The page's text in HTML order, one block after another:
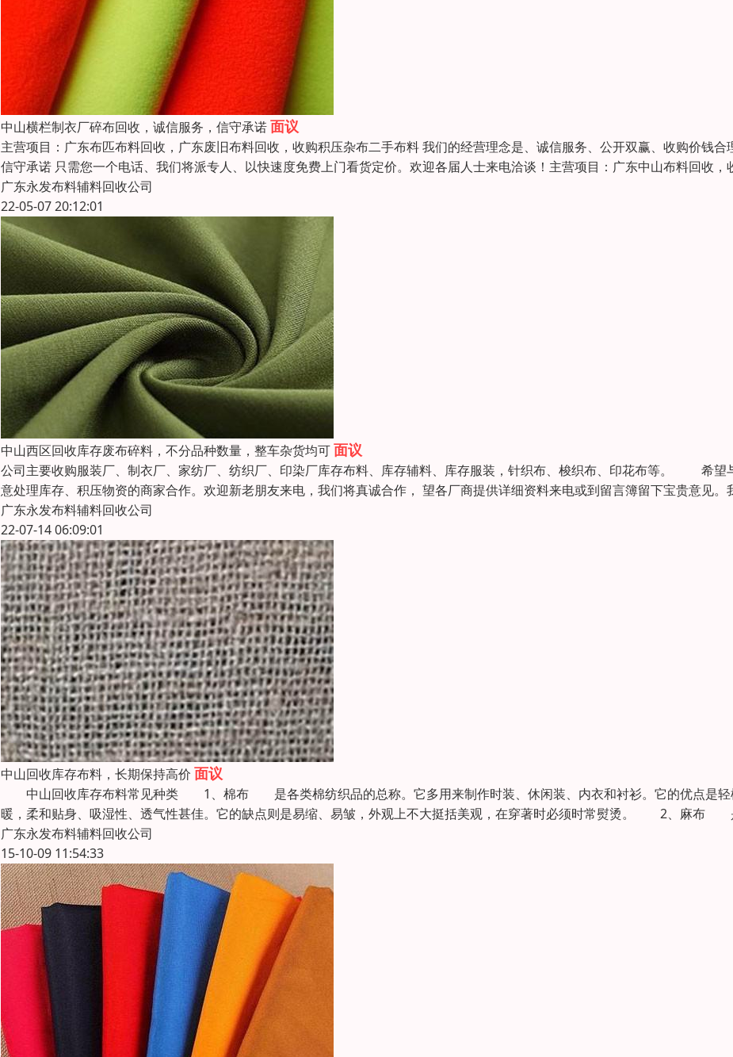
中山横栏制衣厂碎布回收，诚信服务，信守承诺面议
主营项目：广东布匹布料回收，广东废旧布料回收，收购积压杂布二手布料 我们的经营理念是、诚信服务、公开双赢、收购价钱合
信守承诺 只需您一个电话、我们将派专人、以快速度免费上门看货定价。欢迎各届人士来电洽谈！主营项目：广东中山布料回收，
广东永发布料辅料回收公司
22-05-07 20:12:01
中山西区回收库存废布碎料，不分品种数量，整车杂货均可面议
公司主要收购服装厂、制衣厂、家纺厂、纺织厂、印染厂库存布料、库存辅料、库存服装，针织布、梭织布、印花布等。 希望
意处理库存、积压物资的商家合作。欢迎新老朋友来电，我们将真诚合作， 望各厂商提供详细资料来电或到留言簿留下宝贵意见。
广东永发布料辅料回收公司
22-07-14 06:09:01
中山回收库存布料，长期保持高价 面议
中山回收库存布料常见种类 1、棉布 是各类棉纺织品的总称。它多用来制作时装、休闲装、内衣和衬衫。它的优点是轻
暖，柔和贴身、吸湿性、透气性甚佳。它的缺点则是易缩、易皱，外观上不大挺括美观，在穿著时必须时常熨烫。 2、麻布
广东永发布料辅料回收公司
15-10-09 11:54:33